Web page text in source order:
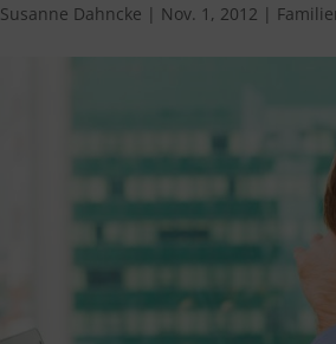
Susanne Dahncke | Nov. 1, 2012 |